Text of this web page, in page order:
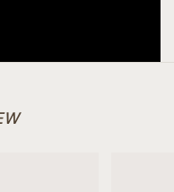
작 설치후기입니다
치후기입니다